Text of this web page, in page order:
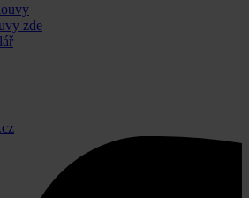
zde